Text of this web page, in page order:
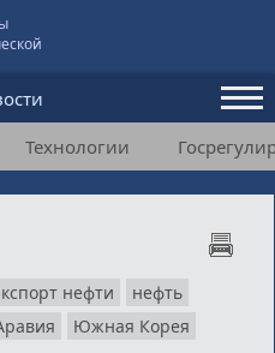
и мнения
Технологии
нефти
нефть
Южная Корея